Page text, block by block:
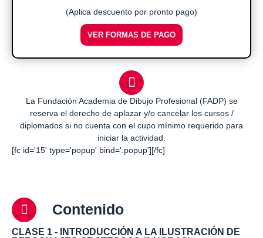
(Aplica descuento por pronto pago)
VER FORMAS DE PAGO
La Fundación Academia de Dibujo Profesional (FADP) se
reserva el derecho de aplazar y/o cancelar los cursos /
diplomados si no cuenta con el cupo mínimo requerido para
iniciar la actividad.
[fc id='15' type='popup' bind='.popup'][/fc]
Contenido
CLASE 1 - INTRODUCCIÓN A LA ILUSTRACIÓN DE